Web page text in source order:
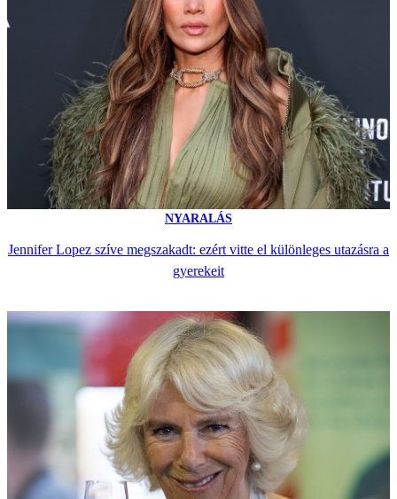
NYARALÁS
Jennifer Lopez szíve megszakadt: ezért vitte el különleges utazásra a
gyerekeit